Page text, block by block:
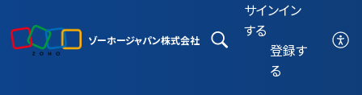
ゾーホージャパン株式会社
サインイン
する
登録す
る